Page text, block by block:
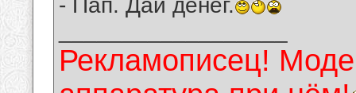
- Пап. Дай денег.
Рекламописец!